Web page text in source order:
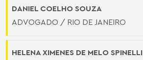
DANIEL COELHO SOUZA
ADVOGADO / RIO DE JANEIRO
HELENA XIMENES DE MELO SPINELLI